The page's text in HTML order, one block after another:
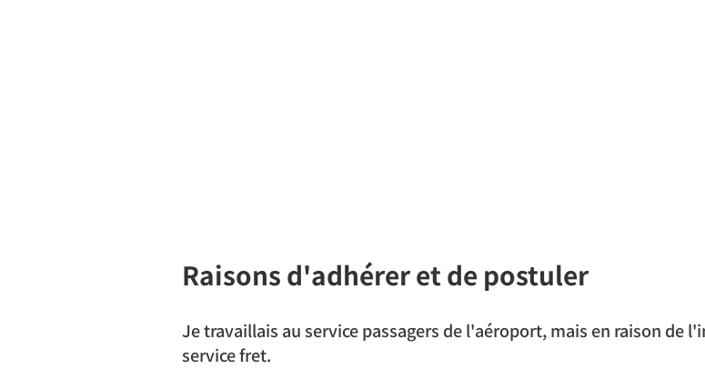
Raisons d'adhérer et de postuler
Je travaillais au service passagers de l'aéroport, mais en raison de
service fret.